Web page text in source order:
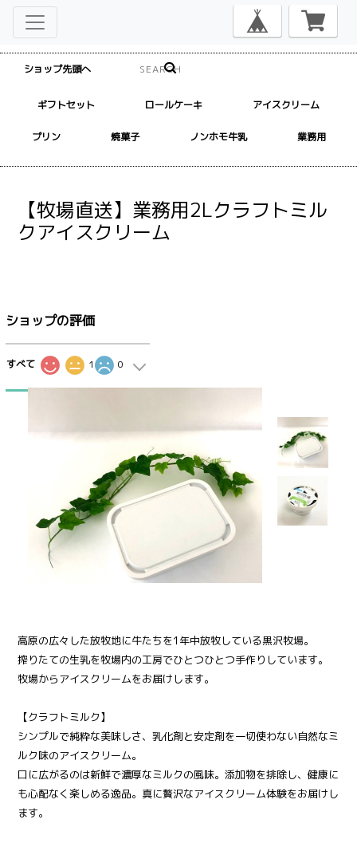
ショップ先頭へ
ギフトセット ロールケーキ アイスクリーム
プリン 焼菓子 ノンホモ牛乳 業務用
【牧場直送】業務用2Lクラフトミル
クアイスクリーム
高原の広々した放牧地に牛たちを1年中放牧している黒沢牧場。
搾りたての生乳を牧場内の工房でひとつひとつ手作りしています。
牧場からアイスクリームをお届けします。
【クラフトミルク】
シンプルで純粋な美味しさ、乳化剤と安定剤を一切使わない自然なミ
ルク味のアイスクリーム。
口に広がるのは新鮮で濃厚なミルクの風味。添加物を排除し、健康に
も心配なく楽しめる逸品。真に贅沢なアイスクリーム体験をお届けし
ます。
ショップの評価
すべて 1 0